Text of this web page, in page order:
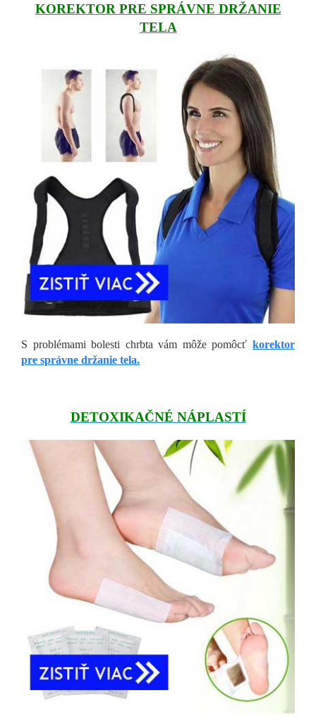
KOREKTOR PRE SPRÁVNE DRŽANIE
TELA
S problémami bolesti chrbta vám môže pomôcť korektor
pre správne držanie tela.
DETOXIKAČNÉ NÁPLASTÍ